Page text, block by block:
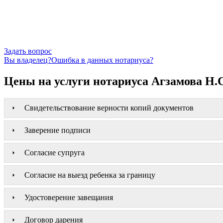
Задать вопрос
Вы владелец?Ошибка в данных нотариуса?
Цены на услуги нотариуса Агзамова
Свидетельствование верности копий документов
Заверение подписи
Согласие супруга
Согласие на выезд ребенка за границу
Удостоверение завещания
Договор дарения